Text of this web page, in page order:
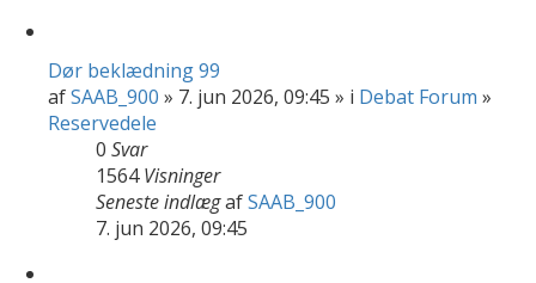
Dør beklædning 99
afSAAB_900 » 7. jun 2026, 09:45 » i Debat Forum »
Reservedele
0 Svar
1564Visninger
Seneste indlægafSAAB_900
7. jun 2026, 09:45